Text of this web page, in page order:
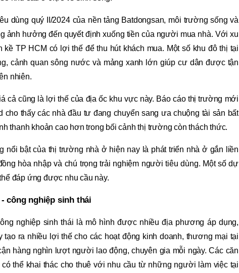
dùng quý II/2024 của nền tảng Batdongsan, môi trường sống và
ảnh hưởng đến quyết định xuống tiền của người mua nhà. Với xu
kề TP HCM có lợi thế để thu hút khách mua. Một số khu đô thị tại
cảnh quan sông nước và mảng xanh lớn giúp cư dân được tận
nhiên.
cả cũng là lợi thế của địa ốc khu vực này. Báo cáo thị trường mới
cho thấy các nhà đầu tư đang chuyển sang ưa chuộng tài sản bất
thanh khoản cao hơn trong bối cảnh thị trường còn thách thức.
nổi bật của thị trường nhà ở hiện nay là phát triển nhà ở gắn liền
hòa nhập và chú trọng trải nghiệm người tiêu dùng. Một số dự
đáp ứng được nhu cầu này.
công nghiệp sinh thái
nghiệp sinh thái là mô hình được nhiều địa phương áp dụng,
tạo ra nhiều lợi thế cho các hoạt động kinh doanh, thương mại tại
hàng nghìn lượt người lao động, chuyên gia mỗi ngày. Các căn
có thể khai thác cho thuê với nhu cầu từ những người làm việc tại